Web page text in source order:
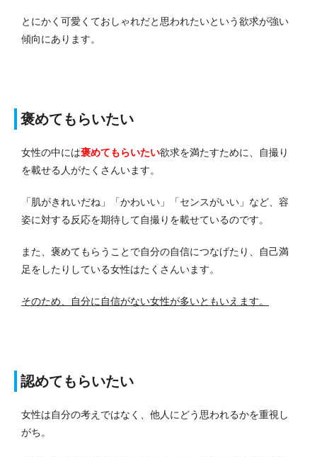
とにかく可愛くておしゃれだと思われたいという欲求が強い
傾向にあります。
褒めてもらいたい
女性の中には褒めてもらいたい欲求を満たすために、自撮り
を載せる人がたくさんいます。
「肌がきれいだね」「かわいい」「センスがいい」など、容
姿に対する反応を期待して自撮りを載せているのです。
また、褒めてもらうことで自分の自信につなげたり、自己満
足をしたりしている女性はたくさんいます。
そのため、自分に自信がない女性が多いともいえます。
認めてもらいたい
女性は自分の考えではなく、他人にどう思われるかを重視し
がち。